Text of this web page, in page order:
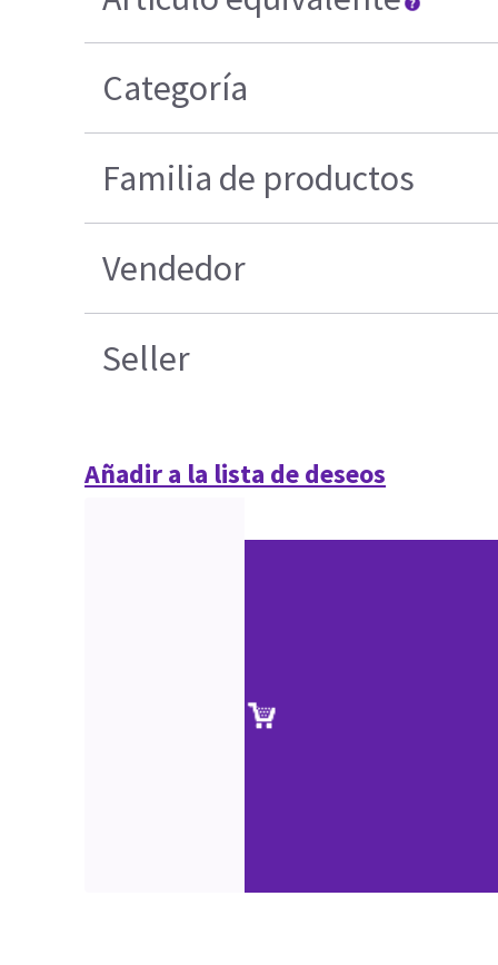
Categoría
Familia de productos
Vendedor
Seller
Añadir a la lista de deseos